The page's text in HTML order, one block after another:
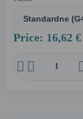
Price: 16,62 €
 